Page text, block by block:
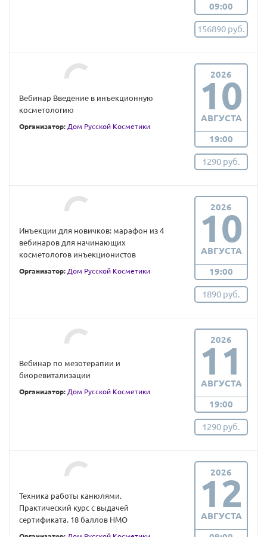
09:00
156890 руб.
Вебинар Введение в инъекционную
косметологию
Организатор: Дом Русской Косметики
2026
10
АВГУСТА
19:00
1290 руб.
Инъекции для новичков: марафон из 4
вебинаров для начинающих
косметологов инъекционистов
Организатор: Дом Русской Косметики
2026
10
АВГУСТА
19:00
1890 руб.
Вебинар по мезотерапии и
биоревитализации
Организатор: Дом Русской Косметики
2026
11
АВГУСТА
19:00
1290 руб.
Техника работы канюлями.
Практический курс с выдачей
сертификата. 18 баллов НМО
2026
12
АВГУСТА